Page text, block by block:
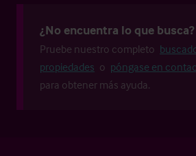
¿No encuentra lo que busca?
Pruebe nuestro completo
propiedades o póngase en
para obtener más ayuda.